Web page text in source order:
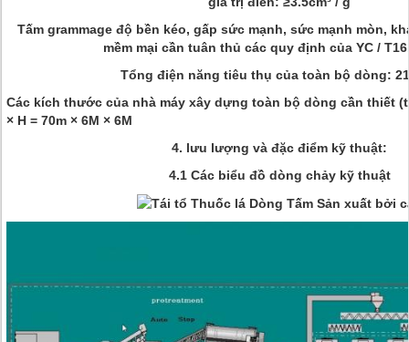
Tấm grammage độ bền kéo, gấp sức mạnh, sức mạnh mòn,
mềm mại cần tuân thủ các quy định của YC /
Tổng điện năng tiêu thụ của toàn bộ dòng:
Các kích thước của nhà máy xây dựng toàn bộ dòng cần thiết
× H = 70m × 6M × 6M
4. lưu lượng và đặc điểm kỹ thuật:
4.1 Các biểu đồ dòng chảy kỹ thuật